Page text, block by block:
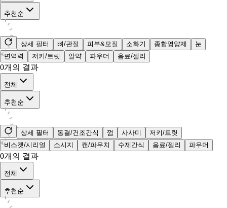
추천순
상세 필터 뼈/관절 피부&모질 소화기 종합영양제
눈
면역력
저키/트릿 알약 파우더 음료/젤리
0개의 결과
전체
추천순
상세 필터 동결/건조간식 껌 사사미
저키/트릿
비스켓/시리얼
소시지 캔/파우치 수제간식 음료/젤리 파우더
0개의 결과
전체
추천순